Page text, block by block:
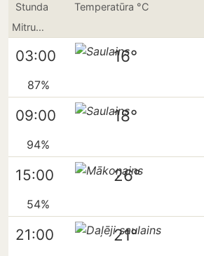
Stunda Temperatūra °C
Mitrums
03:00 16°
87%
09:00 18°
94%
15:00 26°
54%
21:00 21°